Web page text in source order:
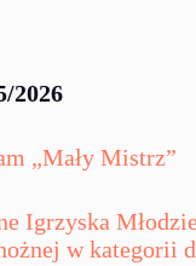
2026
„Mały Mistrz”
Igrzyska
w kategorii